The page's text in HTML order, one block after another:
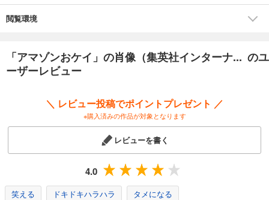
閲覧環境
「アマゾンおケイ」の肖像（集英社インターナ... のユ
ーザーレビュー
＼ レビュー投稿でポイントプレゼント ／
※購入済みの作品が対象となります
レビューを書く
4.0
笑える ドキドキハラハラ タメになる